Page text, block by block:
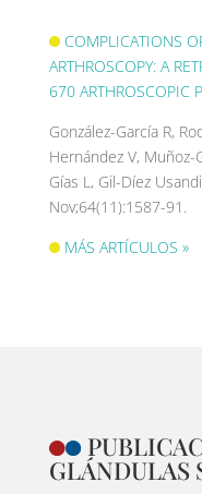
COMPLICATIONS
ARTHROSCOPY: A
670 ARTHROSCOPIC
González-García R,
Hernández V, Muñoz-
Gías L, Gil-Díez
Nov;64(11):1587-91.
MÁS ARTÍCULOS »
GLÁNDULAS